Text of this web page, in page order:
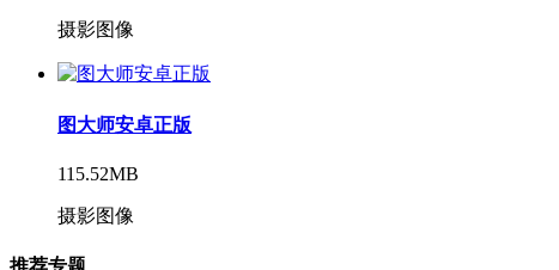
摄影图像
图大师安卓正版
115.52MB
摄影图像